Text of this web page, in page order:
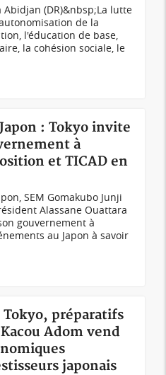
(DR)&nbsp;La lutte
de la
l'éducation de base,
la cohésion sociale, le
: Tokyo invite
à
et TICAD en
SEM Gomakubo Junji
Alassane Ouattara
gouvernement à
au Japon à savoir
préparatifs
Adom vend
japonais